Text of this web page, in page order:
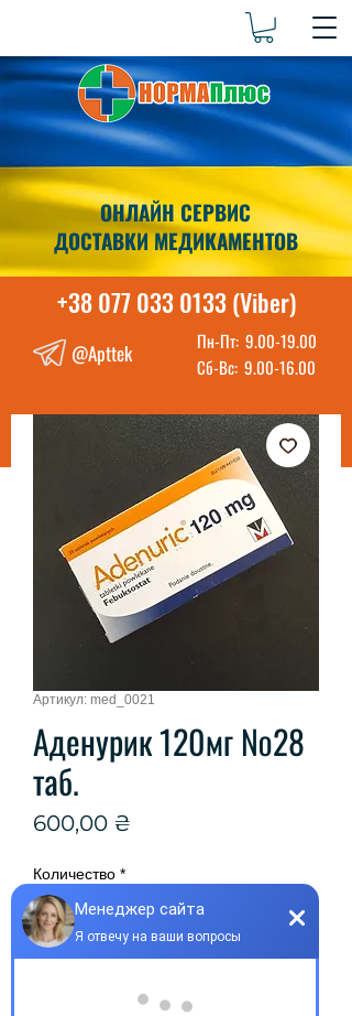
ОНЛАЙН СЕРВИС
ДОСТАВКИ МЕДИКАМЕНТОВ
+38 077 033 0133 (Viber)
@Apttek Пн-Пт: 9.00-19.00
Сб-Вс: 9.00-16.00
Артикул: med_0021
Аденурик 120мг №28
таб.
600,00 ₴
Количество *